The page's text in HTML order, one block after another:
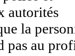
autorités
la
pas au